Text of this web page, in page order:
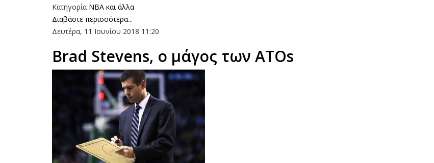
Κατηγορία NBA και άλλα
Διαβάστε περισσότερα...
Δευτέρα, 11 Ιουνίου 2018 11:20
Brad Stevens, o μάγος των ATOs